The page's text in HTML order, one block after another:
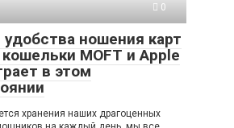
0
ношения карт
MOFT и Apple
в этом
хранения наших драгоценных